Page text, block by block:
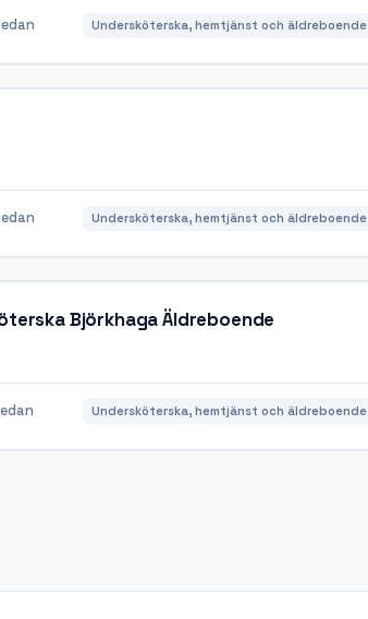
Undersköterska, hemtjänst och äldreboende
Undersköterska, hemtjänst och äldreboende
Björkhaga Äldreboende
Undersköterska, hemtjänst och äldreboende